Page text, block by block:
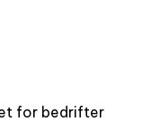
for bedrifter